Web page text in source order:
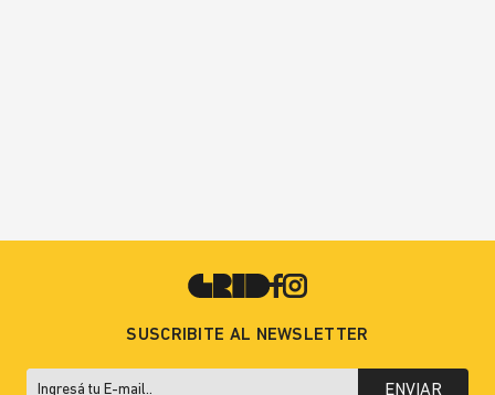
SUSCRIBITE AL NEWSLETTER
ENVIAR